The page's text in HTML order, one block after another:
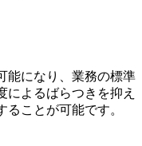
能になり、業務の標準
によるばらつきを抑え
ことが可能です。